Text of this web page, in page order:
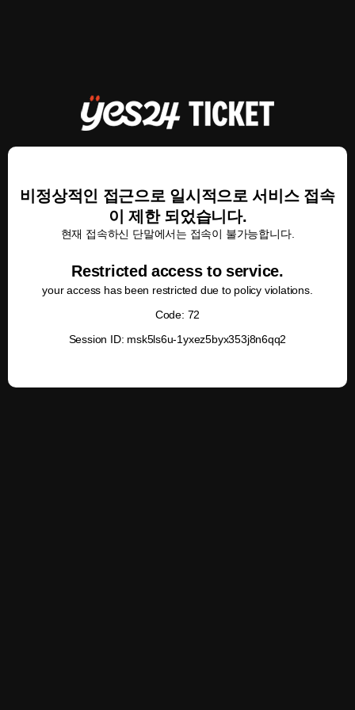
비정상적인 접근으로 일시적으로 서비스 접속
이 제한 되었습니다.
현재 접속하신 단말에서는 접속이 불가능합니다.
Restricted access to service.
your access has been restricted due to policy violations.
Code: 72
Session ID: msk5ls6u-1yxez5byx353j8n6qq2